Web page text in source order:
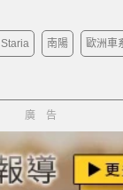
Staria 南陽 歐洲車
廣告